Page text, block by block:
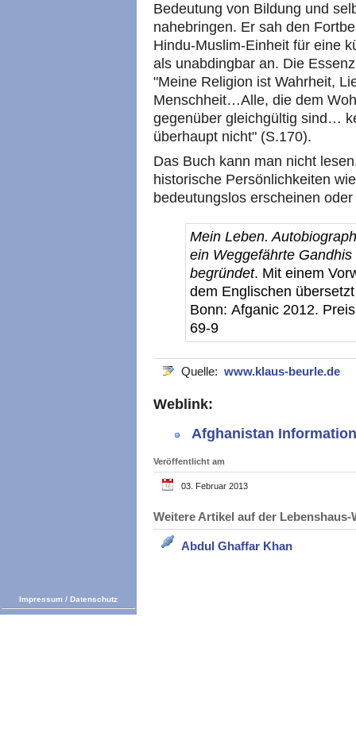
Bedeutung von Bildung und
nahebringen. Er sah den
Hindu-Muslim-Einheit für eine
als unabdingbar an. Die
"Meine Religion ist Wahrheit,
Menschheit…Alle, die dem
gegenüber gleichgültig sind…
überhaupt nicht" (S.170).
Das Buch kann man nicht
historische Persönlichkeiten
bedeutungslos erscheinen
Mein Leben.
ein Weggefährte
begründet. Mit einem
dem Englischen
Bonn: Afganic 2012.
69-9
Quelle: www.klaus-beurle.de
Weblink:
Afghanistan
Veröffentlicht am
03. Februar 2013
Weitere Artikel auf der
Abdul Ghaffar Khan
Impressum / Datenschutz